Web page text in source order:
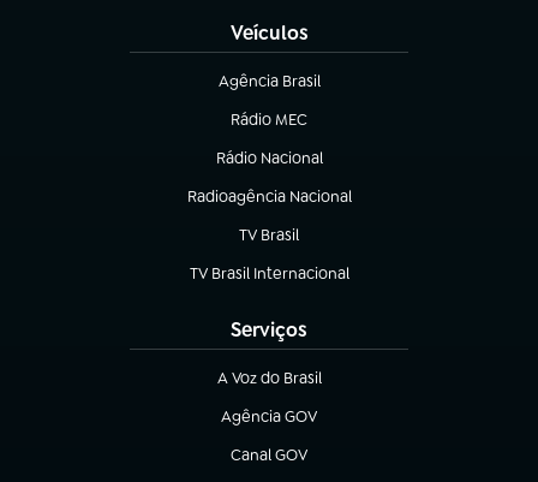
Veículos
Agência Brasil
(abre em nova aba)
Rádio MEC
(abre em nova aba)
Rádio Nacional
Radioagência Nacional
(abre em nova aba)
TV Brasil
(abre em nova aba)
TV Brasil Internacional
(abre em nova aba)
Serviços
A Voz do Brasil
(abre em nova aba)
Agência GOV
(abre em nova aba)
Canal GOV
(abre em nova aba)